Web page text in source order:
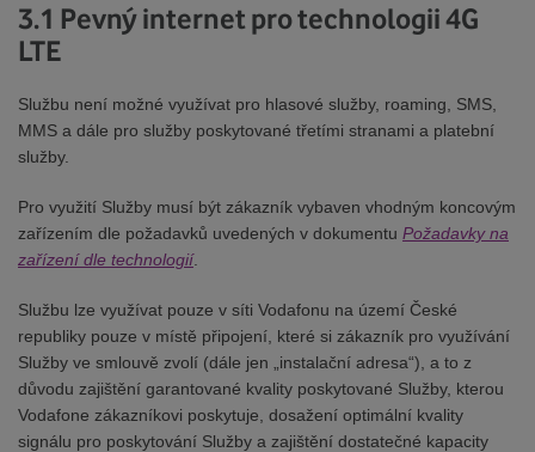
3.1 Pevný internet pro technologii 4G
LTE
Službu není možné využívat pro hlasové služby, roaming, SMS,
MMS a dále pro služby poskytované třetími stranami a platební
služby.
Pro využití Služby musí být zákazník vybaven vhodným koncovým
zařízením dle požadavků uvedených v dokumentu Požadavky na
zařízení dle technologií.
Službu lze využívat pouze v síti Vodafonu na území České
republiky pouze v místě připojení, které si zákazník pro využívání
Služby ve smlouvě zvolí (dále jen „instalační adresa“), a to z
důvodu zajištění garantované kvality poskytované Služby, kterou
Vodafone zákazníkovi poskytuje, dosažení optimální kvality
signálu pro poskytování Služby a zajištění dostatečné kapacity